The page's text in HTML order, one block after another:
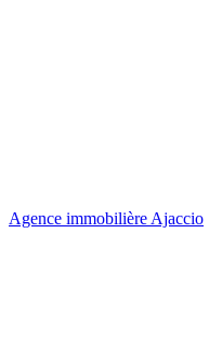
Agence immobilière Ajaccio